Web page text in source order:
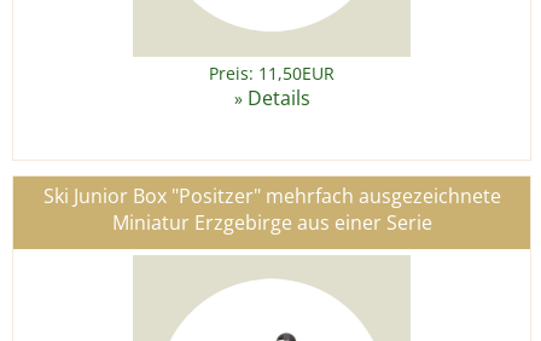
Preis: 11,50EUR
» Details
Ski Junior Box "Positzer" mehrfach ausgezeichnete
Miniatur Erzgebirge aus einer Serie